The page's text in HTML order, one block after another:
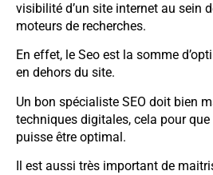
visibilité d’un site internet au sein
moteurs de recherches.
En effet, le Seo est la somme
en dehors du site.
Un bon spécialiste SEO doit bien
techniques digitales, cela pour
puisse être optimal.
Il est aussi très important de